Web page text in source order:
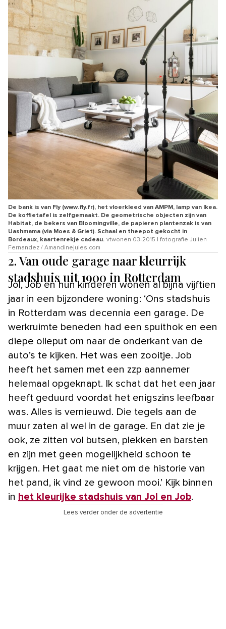
De bank is van Fly (www.fly.fr), het vloerkleed van AMPM, lamp van Ikea.
De koffietafel is zelfgemaakt. De geometrische objecten zijn van
Habitat, de bekers van Bloomingville, de papieren plantenzak is van
Uashmama (via Moes & Griet). Schaal en theepot gekocht in
Bordeaux, kaartenrekje cadeau. vtwonen 03-2015 | fotografie Julien
Fernandez / Amandinejules.com
2. Van oude garage naar kleurrijk
stadshuis uit 1900 in Rotterdam
Jol, Job en hun kinderen wonen al bijna vijftien
jaar in een bijzondere woning: ‘Ons stadshuis
in Rotterdam was decennia een garage. De
werkruimte beneden had een spuithok en een
diepe olieput om naar de onderkant van de
auto’s te kijken. Het was een zooitje. Job
heeft het samen met een zzp aannemer
helemaal opgeknapt. Ik schat dat het een jaar
heeft geduurd voordat het enigszins leefbaar
was. Alles is vernieuwd. Die tegels aan de
muur zaten al wel in de garage. En dat zie je
ook, ze zitten vol butsen, plekken en barsten
en zijn met geen mogelijkheid schoon te
krijgen. Het gaat me niet om de historie van
het pand, ik vind ze gewoon mooi.’ Kijk binnen
in het kleurijke stadshuis van Jol en Job.
Lees verder onder de advertentie